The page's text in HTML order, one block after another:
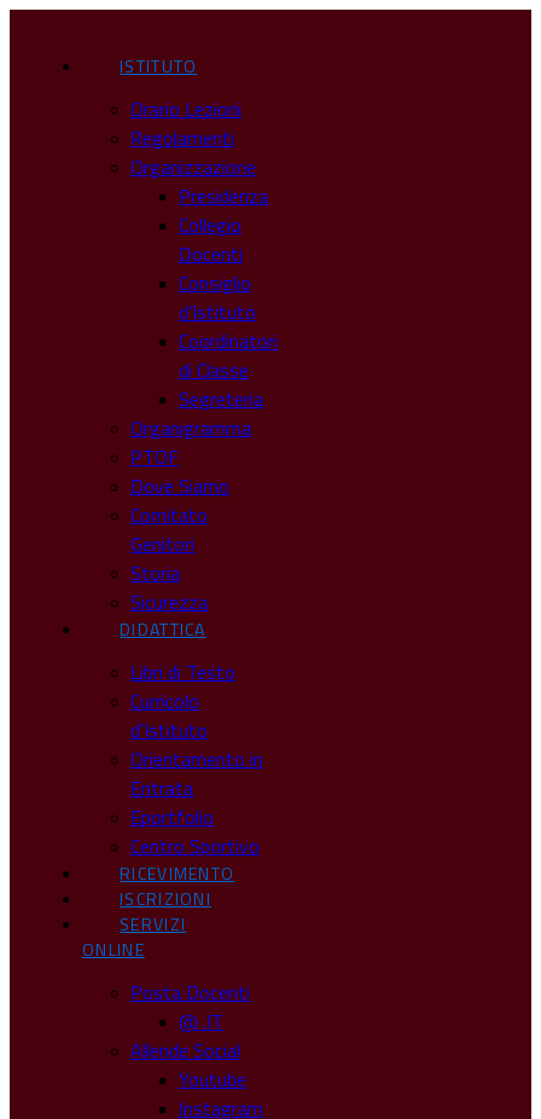
ISTITUTO
Orario Lezioni
Regolamenti
Organizzazione
Presidenza
Collegio
Docenti
Consiglio
d’Istituto
Coordinatori
di Classe
Segreteria
Organigramma
PTOF
Dove Siamo
Comitato
Genitori
Storia
Sicurezza
DIDATTICA
Libri di Testo
Curricolo
d’Istituto
Orientamento in
Entrata
Eportfolio
Centro Sportivo
RICEVIMENTO
ISCRIZIONI
SERVIZI
ONLINE
Posta Docenti
@ .IT
Allende Social
Youtube
Instagram